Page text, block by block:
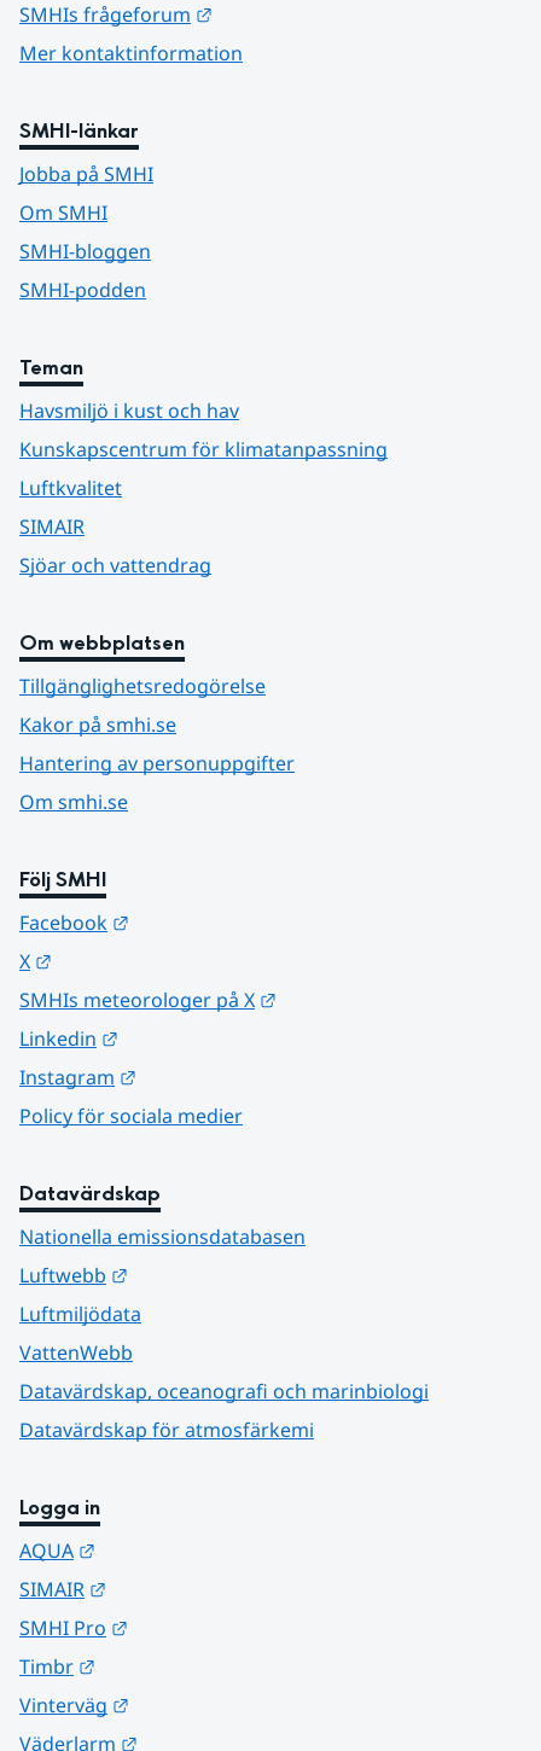
SMHIs frågeforum
Mer kontaktinformation
SMHI-länkar
Jobba på SMHI
Om SMHI
SMHI-bloggen
SMHI-podden
Teman
Havsmiljö i kust och hav
Kunskapscentrum för klimatanpassning
Luftkvalitet
SIMAIR
Sjöar och vattendrag
Om webbplatsen
Tillgänglighetsredogörelse
Kakor på smhi.se
Hantering av personuppgifter
Om smhi.se
Följ SMHI
Facebook
X
SMHIs meteorologer på X
Linkedin
Instagram
Policy för sociala medier
Datavärdskap
Nationella emissionsdatabasen
Luftwebb
Luftmiljödata
VattenWebb
Datavärdskap, oceanografi och marinbiologi
Datavärdskap för atmosfärkemi
Logga in
AQUA
SIMAIR
SMHI Pro
Timbr
Vinterväg
Väderlarm